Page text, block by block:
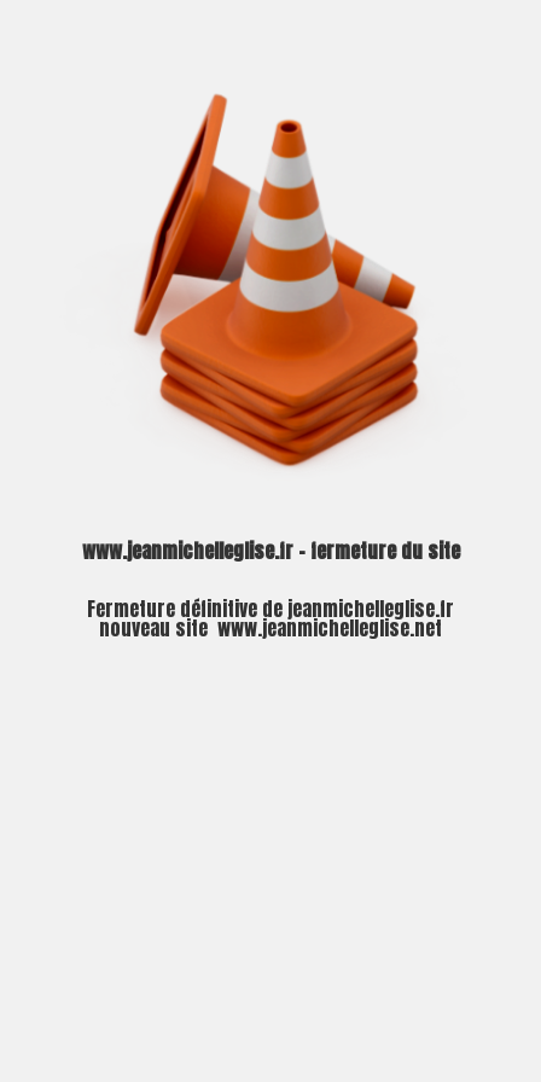
www.jeanmichelleglise.fr – fermeture du site
Fermeture définitive de jeanmichelleglise.fr
nouveau site www.jeanmichelleglise.net